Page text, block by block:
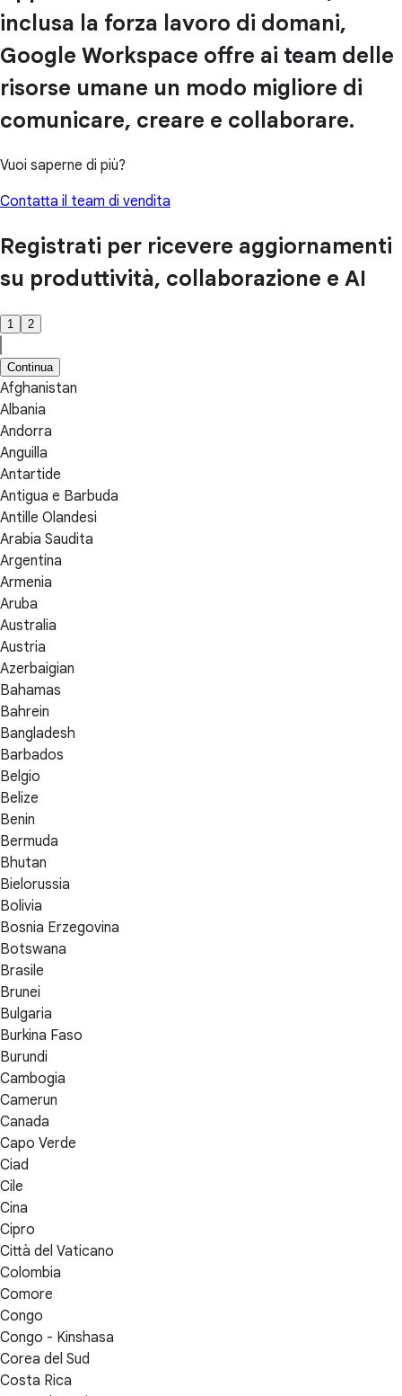
inclusa la forza lavoro di domani,
Google Workspace offre ai team delle
risorse umane un modo migliore di
comunicare, creare e collaborare.
Vuoi saperne di più?
Contatta il team di vendita
Registrati per ricevere aggiornamenti
su produttività, collaborazione e AI
1 2
Continua
Afghanistan
Albania
Andorra
Anguilla
Antartide
Antigua e Barbuda
Antille Olandesi
Arabia Saudita
Argentina
Armenia
Aruba
Australia
Austria
Azerbaigian
Bahamas
Bahrein
Bangladesh
Barbados
Belgio
Belize
Benin
Bermuda
Bhutan
Bielorussia
Bolivia
Bosnia Erzegovina
Botswana
Brasile
Brunei
Bulgaria
Burkina Faso
Burundi
Cambogia
Camerun
Canada
Capo Verde
Ciad
Cile
Cina
Cipro
Città del Vaticano
Colombia
Comore
Congo
Congo - Kinshasa
Corea del Sud
Costa Rica